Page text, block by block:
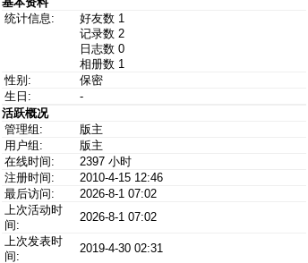
统计信息:
好友数 1
记录数 2
日志数 0
相册数 1
性别:
保密
生日:
-
活跃概况
管理组:
版主
用户组:
版主
在线时间:
2397 小时
注册时间:
2010-4-15 12:46
最后访问:
2026-8-1 07:02
上次活动时
间:
2026-8-1 07:02
上次发表时
间:
2019-4-30 02:31